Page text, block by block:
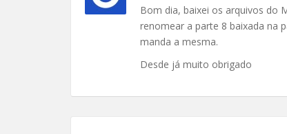
Bom dia, baixei os arquivos do
renomear a parte 8 baixada na
manda a mesma.
Desde já muito obrigado